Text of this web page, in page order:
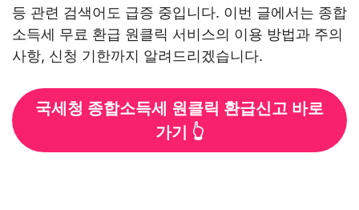
등 관련 검색어도 급증 중입니다. 이번 글에서는 종합
소득세 무료 환급 원클릭 서비스의 이용 방법과 주의
사항, 신청 기한까지 알려드리겠습니다.
국세청 종합소득세 원클릭 환급신고 바로
가기 👆